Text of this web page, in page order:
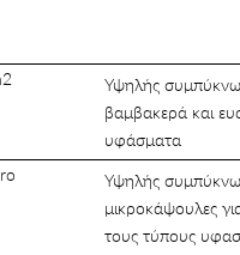
Υψηλής
βαμβακερά και
υφάσματα
Υψηλής
μικροκάψουλες
τους τύπους